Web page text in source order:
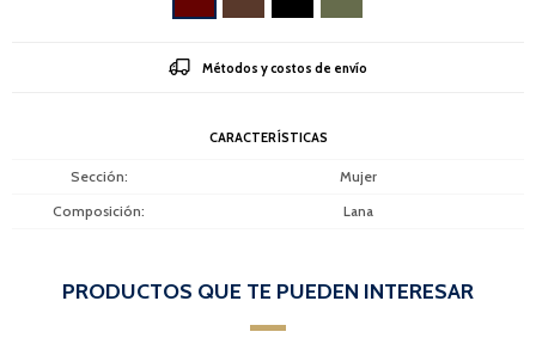
Métodos y costos de envío
CARACTERÍSTICAS
Sección
Mujer
Composición
Lana
PRODUCTOS QUE TE PUEDEN INTERESAR